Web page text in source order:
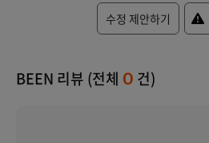
수정 제안하기
BEEN 리뷰 (전체 0 건)